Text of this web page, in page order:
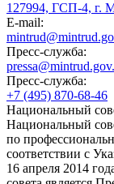
127994, ГСП-4, г.
E-mail:
Пресс-служба:
Пресс-служба:
+7 (495) 870-68-46
Национальный
Национальный
по
соответствии с
16 апреля 2014